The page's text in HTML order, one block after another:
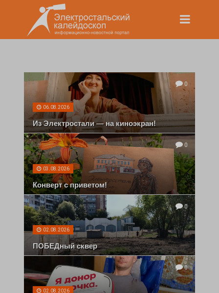
0
06.08.2026
Из Электростали — на киноэкран!
0
03.08.2026
Конверт с приветом!
0
02.08.2026
ПОБЕДный сквер
0
02.08.2026